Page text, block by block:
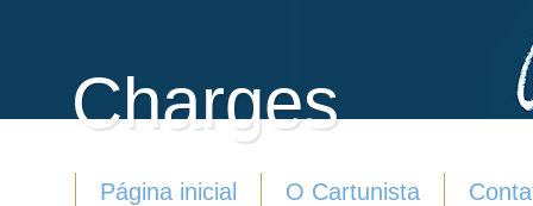
Charges
Página inicial O Cartunista